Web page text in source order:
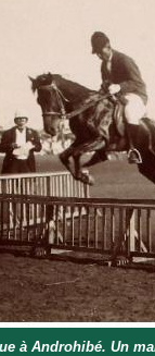
à Androhibé. Un